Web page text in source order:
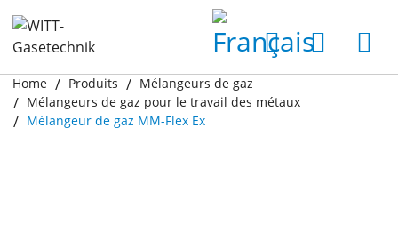
Home Produits
Mélangeurs de gaz
Mélangeurs de gaz pour le travail des métaux
Mélangeur de gaz MM-Flex Ex